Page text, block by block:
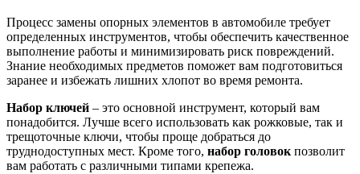
Процесс замены опорных элементов в автомобиле требует
определенных инструментов, чтобы обеспечить качественное
выполнение работы и минимизировать риск повреждений.
Знание необходимых предметов поможет вам подготовиться
заранее и избежать лишних хлопот во время ремонта.
Набор ключей – это основной инструмент, который вам
понадобится. Лучше всего использовать как рожковые, так и
трещоточные ключи, чтобы проще добраться до
труднодоступных мест. Кроме того, набор головок позволит
вам работать с различными типами крепежа.